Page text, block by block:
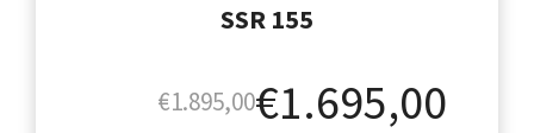
SSR 155
€1.895,00€1.695,00